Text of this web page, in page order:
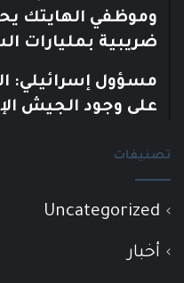
وموظفي الهايتك
ضريبية بمليارات
مسؤول إسرائيلي:
على وجود الجيش
تصنيفات
Uncategorized
أخبار